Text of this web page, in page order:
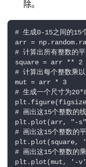
草
凡
博
客
除。
# 生成0-15之间的15
arr =
# 计算出所有整数的
square = arr ** 2
# 计算出每个整数乘
mut = arr * 3
# 生成一个尺寸为
# 画出这15个整数的
plt.plot(arr, "-s",
# 画出这15个整数的
plt.plot(square,
# 画出这15个整数的
plt.plot(mut, '-